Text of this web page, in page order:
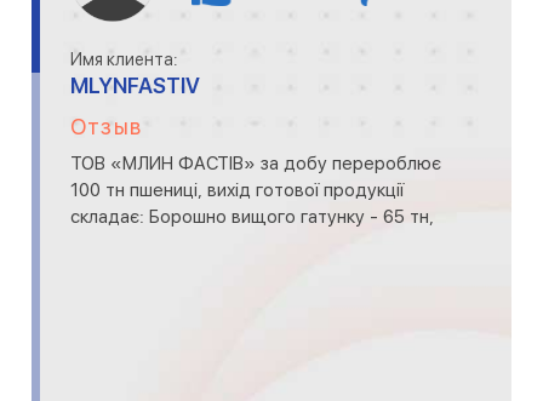
Имя клиента:
MLYNFASTIV
Отзыв
ТОВ «МЛИН ФАСТІВ» за добу перероблює
100 тн пшениці, вихід готової продукції
складає: Борошно вищого гатунку - 65 тн,